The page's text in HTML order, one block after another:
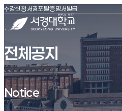
서경대학교
수강신청 (새창 열림)
서경포탈(새창 열림)
증명서발급(새창 열림)
전체공지
Notice
Notice